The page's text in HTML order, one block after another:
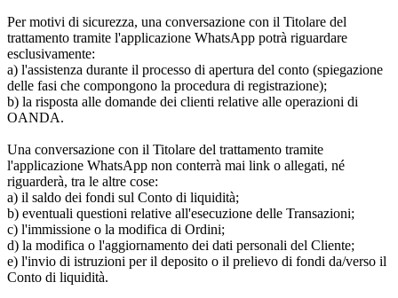
Per motivi di sicurezza, una conversazione con il Titolare del
trattamento tramite l'applicazione WhatsApp potrà riguardare
esclusivamente:
a) l'assistenza durante il processo di apertura del conto (spiegazione
delle fasi che compongono la procedura di registrazione);
b) la risposta alle domande dei clienti relative alle operazioni di
OANDA.
Una conversazione con il Titolare del trattamento tramite
l'applicazione WhatsApp non conterrà mai link o allegati, né
riguarderà, tra le altre cose:
a) il saldo dei fondi sul Conto di liquidità;
b) eventuali questioni relative all'esecuzione delle Transazioni;
c) l'immissione o la modifica di Ordini;
d) la modifica o l'aggiornamento dei dati personali del Cliente;
e) l'invio di istruzioni per il deposito o il prelievo di fondi da/verso il
Conto di liquidità.